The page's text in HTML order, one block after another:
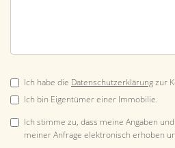
Ich habe die Datenschutzerklärungzur
Ich bin Eigentümer einer Immobilie.
Ich stimme zu, dass meine Angaben
meiner Anfrage elektronisch erhoben